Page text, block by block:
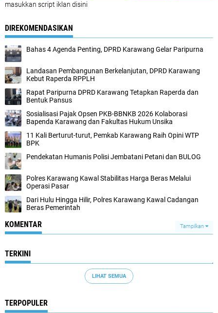
masukkan script iklan disini
DIREKOMENDASIKAN
Bahas 4 Agenda Penting, DPRD Karawang Gelar Paripurna
Landasan Pembangunan Berkelanjutan, DPRD Karawang
Kebut Raperda RPPLH
Rapat Paripurna DPRD Karawang Tetapkan Raperda dan
Bentuk Pansus
Sosialisasi Pajak Opsen PKB-BBNKB 2026 Kolaborasi
Bapenda Karawang dan Fakultas Hukum Unsika
11 Kali Berturut-turut, Pemkab Karawang Raih Opini WTP
BPK
Pendekatan Humanis Polisi Jembatani Petani dan BULOG
Polres Karawang Kawal Stabilitas Harga Beras Melalui
Operasi Pasar
Dari Hulu Hingga Hilir, Polres Karawang Kawal Cadangan
Beras Pemerintah
KOMENTAR Tampilkan
TERKINI
LIHAT SEMUA
TERPOPULER